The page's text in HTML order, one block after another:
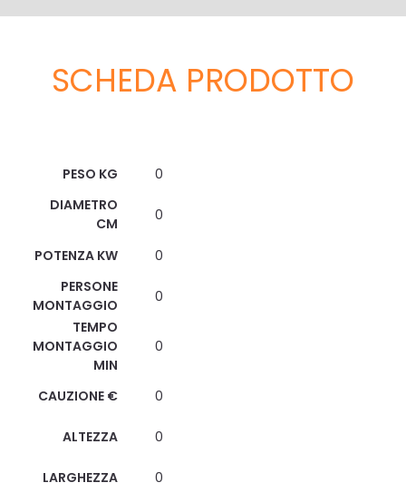
SCHEDA PRODOTTO
PESO KG
0
DIAMETRO
CM
0
POTENZA KW
0
PERSONE
MONTAGGIO
0
TEMPO
MONTAGGIO
MIN
0
CAUZIONE € 0
ALTEZZA 0
LARGHEZZA 0